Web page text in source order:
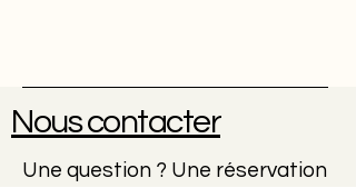
Nous contacter
Une question ? Une réservation